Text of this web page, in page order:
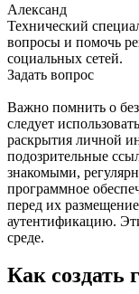
Александ
Технический
вопросы и помочь
социальных сетей.
Задать вопрос
Важно помнить о
следует
раскрытия личной
подозрительные
знакомыми,
программное
перед их
аутентификацию.
среде.
Как создать